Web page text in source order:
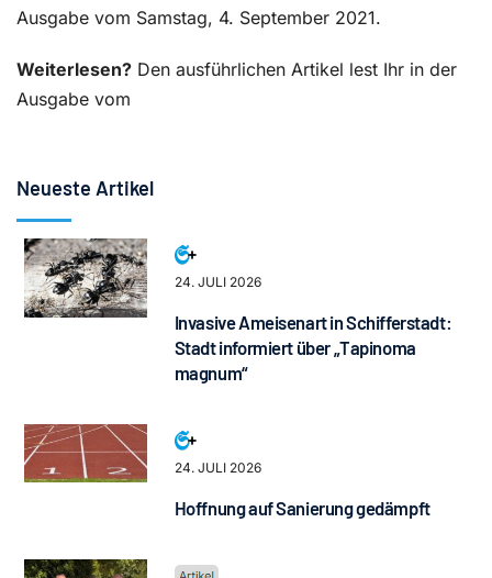
Ausgabe vom Samstag, 4. September 2021.
Weiterlesen? Den ausführlichen Artikel lest Ihr in der
Ausgabe vom
Neueste Artikel
24. JULI 2026
Invasive Ameisenart in Schifferstadt:
Stadt informiert über „Tapinoma
magnum“
24. JULI 2026
Hoffnung auf Sanierung gedämpft